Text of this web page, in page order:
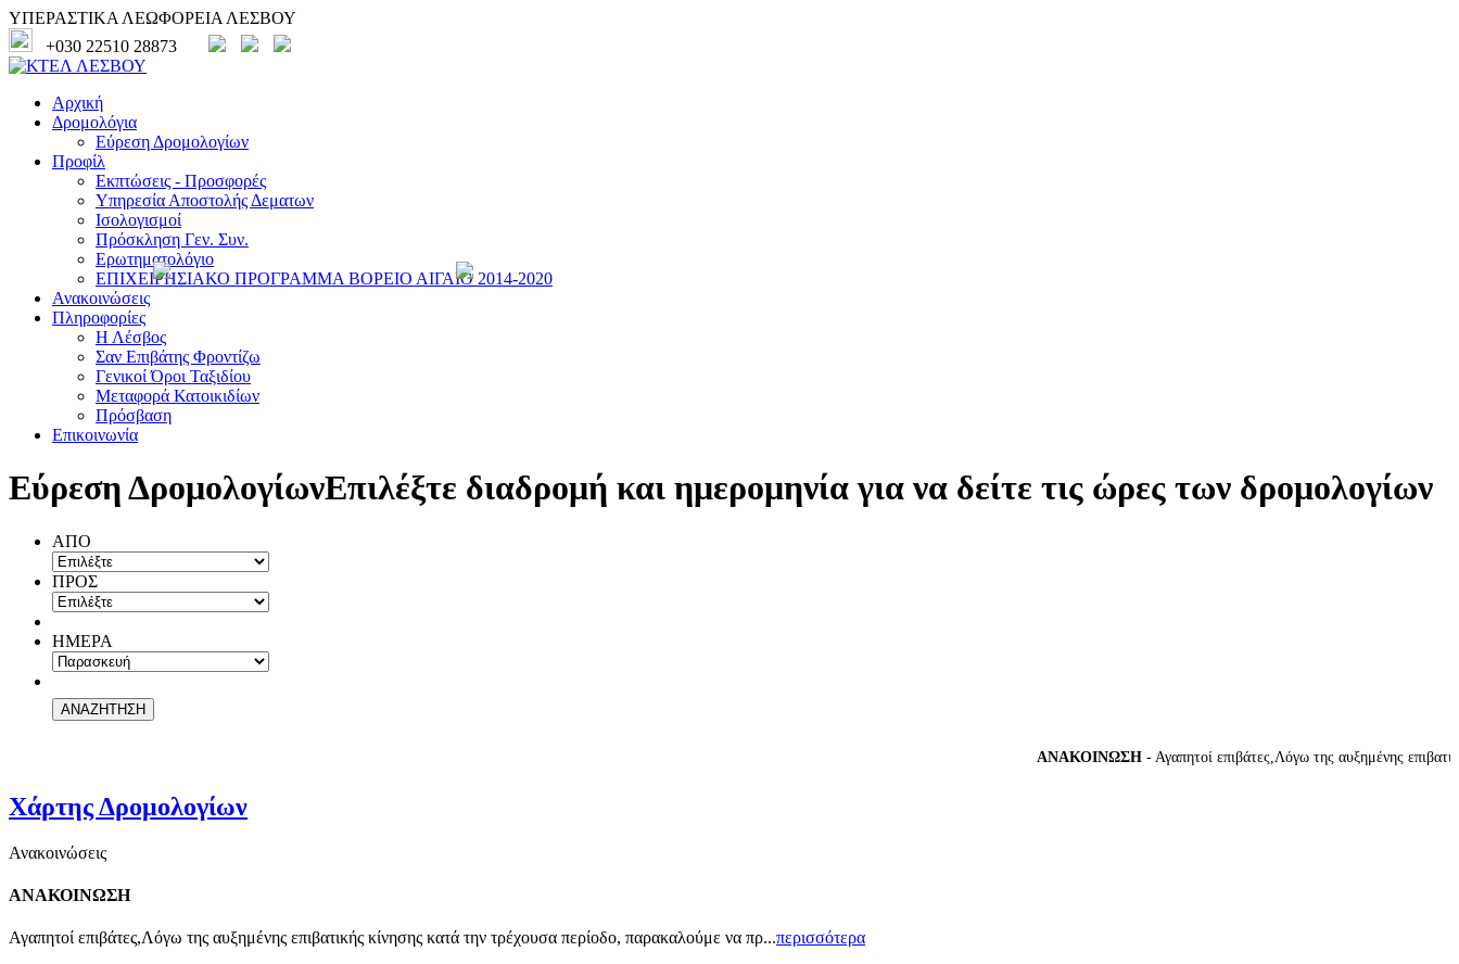
ΥΠΕΡΑΣΤΙΚΑ ΛΕΩΦΟΡΕΙΑ ΛΕΣΒΟΥ
+030 22510 28873
Αρχική
Δρομολόγια
Εύρεση Δρομολογίων
Προφίλ
Εκπτώσεις - Προσφορές
Υπηρεσία Αποστολής Δεματων
Ισολογισμοί
Πρόσκληση Γεν. Συν.
Ερωτηματολόγιο
ΕΠΙΧΕΙΡΗΣΙΑΚΟ ΠΡΟΓΡΑΜΜΑ ΒΟΡΕΙΟ ΑΙΓΑΙΟ 2014-2020
Ανακοινώσεις
Πληροφορίες
Η Λέσβος
Σαν Επιβάτης Φροντίζω
Γενικοί Όροι Ταξιδίου
Μεταφορά Κατοικιδίων
Πρόσβαση
Επικοινωνία
Εύρεση ΔρομολογίωνΕπιλέξτε διαδρομή και ημερομηνία για να δείτε τις ώρες των δρομολογίων
ΑΠΟ
ΠΡΟΣ
ΗΜΕΡΑ
ΑΝΑΚΟΙΝΩΣΗ- Αγαπητοί επιβάτες,Λόγω της αυξημένης επιβατικής
Χάρτης Δρομολογίων
Ανακοινώσεις
ΑΝΑΚΟΙΝΩΣΗ
Αγαπητοί επιβάτες,Λόγω της αυξημένης επιβατικής κίνησης κατά την τρέχουσα περίοδο, παρακαλούμε να πρ...περισσότερα